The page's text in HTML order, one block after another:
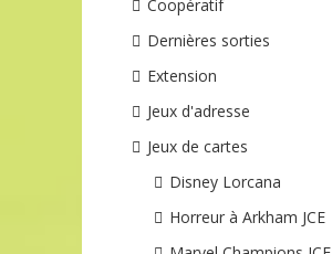
Coopératif
Dernières sorties
Extension
Jeux d'adresse
Jeux de cartes
Disney Lorcana
Horreur à Arkham JCE